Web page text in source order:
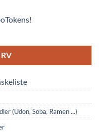
(Udon, Soba, Ramen ...)